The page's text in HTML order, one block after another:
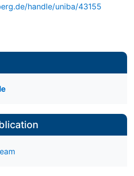
handle/uniba/43155